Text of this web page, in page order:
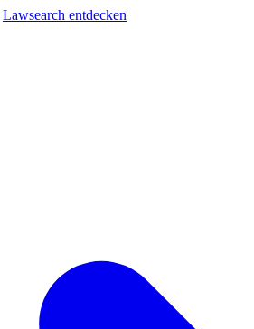
Lawsearch entdecken